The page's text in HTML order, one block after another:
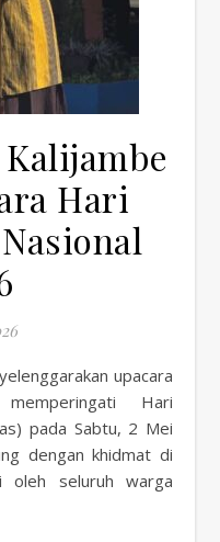
Hari
Hari
pada Sabtu, 2 Mei
dengan khidmat di
oleh seluruh warga